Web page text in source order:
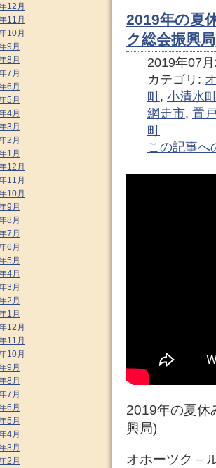
2019年の夏
ク総会振興
2019年07
カテゴリ:
町, 小清水
網走市, 置
町
この記事へ
2019年の夏休
興局)
オホーツク－
12月
11月
10月
9月
8月
7月
6月
5月
4月
3月
2月
1月
12月
11月
10月
9月
8月
7月
6月
5月
4月
3月
2月
1月
12月
11月
10月
9月
8月
7月
6月
5月
4月
3月
2月